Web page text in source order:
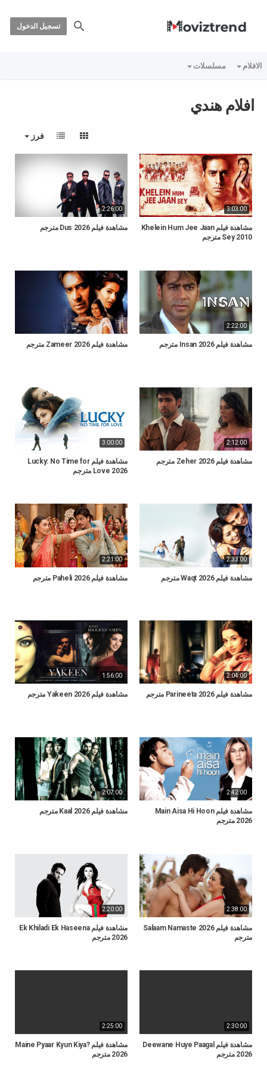
تسجيل الدخول
الافلام مسلسلات
افلام هندي
فرز
3:03:00
مشاهدة فيلم Khelein Hum Jee Jaan
Sey 2010 مترجم
2:26:00
مشاهدة فيلم Dus 2026 مترجم
2:22:00
مشاهدة فيلم Insan 2026 مترجم مشاهدة فيلم Zameer 2026 مترجم
2:12:00
مشاهدة فيلم Zeher 2026 مترجم
3:00:00
مشاهدة فيلم Lucky: No Time for
Love 2026 مترجم
2:33:00
مشاهدة فيلم Waqt 2026 مترجم
2:21:00
مشاهدة فيلم Paheli 2026 مترجم
2:04:00
مشاهدة فيلم Parineeta 2026 مترجم
1:56:00
مشاهدة فيلم Yakeen 2026 مترجم
2:42:00
مشاهدة فيلم Main Aisa Hi Hoon
2026 مترجم
2:07:00
مشاهدة فيلم Kaal 2026 مترجم
2:38:00
مشاهدة فيلم Salaam Namaste 2026
مترجم
2:20:00
مشاهدة فيلم Ek Khiladi Ek Haseena
2026 مترجم
2:30:00
مشاهدة فيلم Deewane Huye Paagal
2026 مترجم
2:25:00
مشاهدة فيلم Maine Pyaar Kyun Kiya?
2026 مترجم